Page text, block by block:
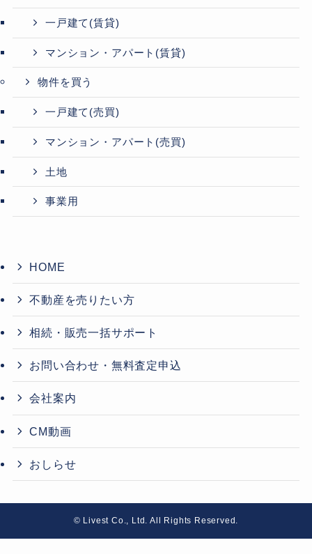
一戸建て(賃貸)
マンション・アパート(賃貸)
物件を買う
一戸建て(売買)
マンション・アパート(売買)
土地
事業用
HOME
不動産を売りたい方
相続・販売一括サポート
お問い合わせ・無料査定申込
会社案内
CM動画
おしらせ
© Livest Co., Ltd. All Rights Reserved.